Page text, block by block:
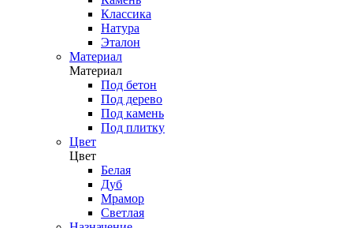
Классика
Натура
Эталон
Материал
Материал
Под бетон
Под дерево
Под камень
Под плитку
Цвет
Цвет
Белая
Дуб
Мрамор
Светлая